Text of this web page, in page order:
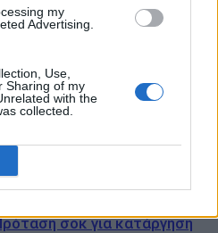
my
Advertising.
Use,
Sharing of my
with the
collected.
Καταγράφεται το
Covid-19 στην
υπόσχεται ανοσία από
σοκ για κατάργηση